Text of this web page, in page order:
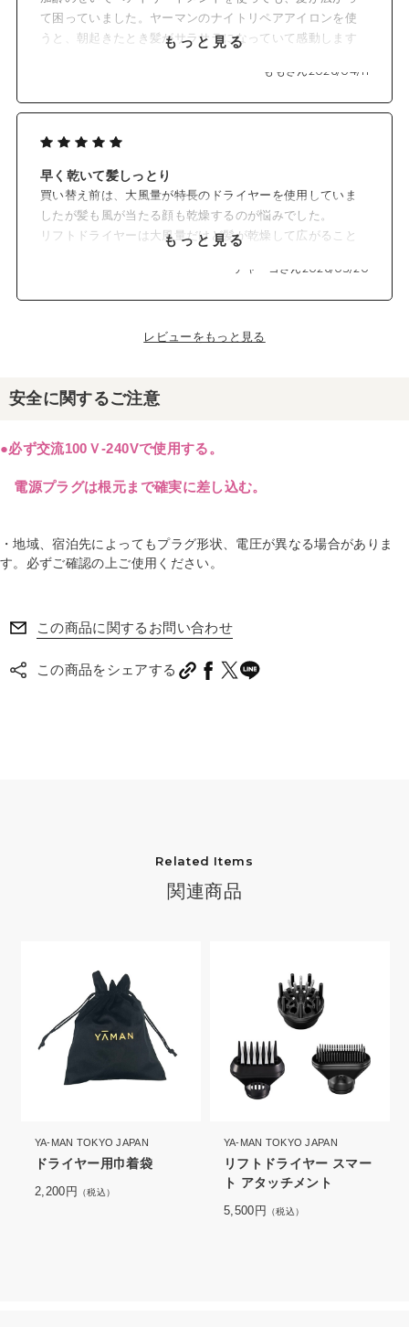
て困っていました。ヤーマンのナイトリペアアイロンを使
うと、朝起きたとき髪がサラサラになっていて感動します
のも嬉しいです。
もっと見る
ももさん2026/04/11
早く乾いて髪しっとり
買い替え前は、大風量が特長のドライヤーを使用していま
したが髪も風が当たる顔も乾燥するのが悩みでした。
リフトドライヤーは大風量だけど髪が乾燥して広がること
もっと見る
チャーコさん2026/03/20
レビューをもっと見る
安全に関するご注意
●必ず交流100Ｖ-240Vで使用する。
電源プラグは根元まで確実に差し込む。
・地域、宿泊先によってもプラグ形状、電圧が異なる場合がありま
す。必ずご確認の上ご使用ください。
この商品に関するお問い合わせ
この商品をシェアする
Related Items
関連商品
YA-MAN TOKYO JAPAN
ドライヤー用巾着袋
2,200円 （税込）
YA-MAN TOKYO JAPAN
リフトドライヤー スマー
ト アタッチメント
5,500円 （税込）